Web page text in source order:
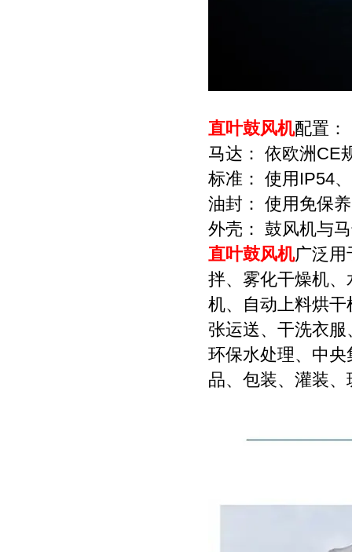
直叶鼓风机配置：
马达： 依欧洲CE
标准： 使用IP54
油封： 使用免保
外壳： 鼓风机与
直叶鼓风机广泛用
拌、雾化干燥机
机、自动上料烘
张运送、干洗衣
环保水处理、中
品、包装、灌装